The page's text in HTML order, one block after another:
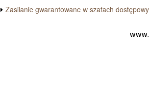
Zasilanie gwarantowane w szafach